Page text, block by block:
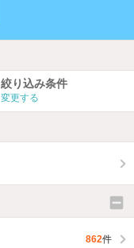
絞り込み条件
変更する
862件